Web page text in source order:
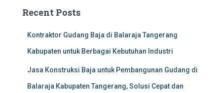
Recent Posts
Kontraktor Gudang Baja di Balaraja Tangerang
Kabupaten untuk Berbagai Kebutuhan Industri
Jasa Konstruksi Baja untuk Pembangunan Gudang di
Balaraja Kabupaten Tangerang, Solusi Cepat dan